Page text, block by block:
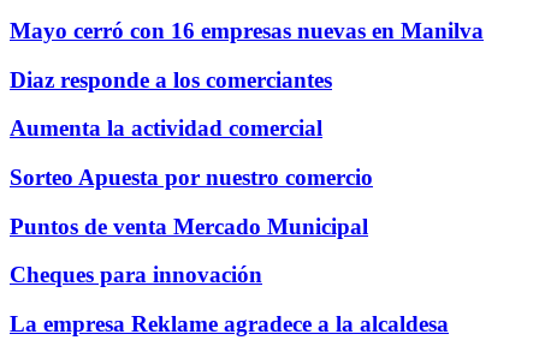
Mayo cerró con 16 empresas nuevas en Manilva
Diaz responde a los comerciantes
Aumenta la actividad comercial
Sorteo Apuesta por nuestro comercio
Puntos de venta Mercado Municipal
Cheques para innovación
La empresa Reklame agradece a la alcaldesa